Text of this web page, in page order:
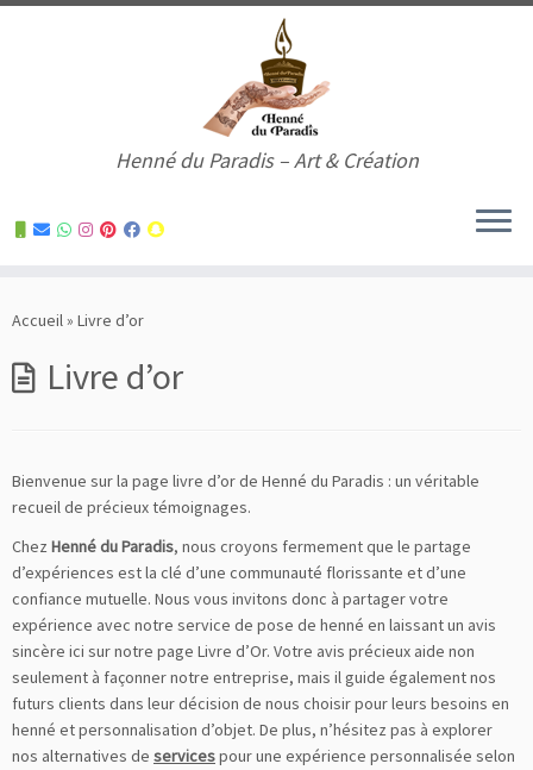
to
Henné du Paradis – Art & Création
Accueil» Livre d’or
Livre d’or
Bienvenue sur la page livre d’or de Henné du Paradis : un véritable
recueil de précieux témoignages.
Chez Henné du Paradis, nous croyons fermement que le partage
d’expériences est la clé d’une communauté florissante et d’une
confiance mutuelle. Nous vous invitons donc à partager votre
expérience avec notre service de pose de henné en laissant un avis
sincère ici sur notre page Livre d’Or. Votre avis précieux aide non
seulement à façonner notre entreprise, mais il guide également nos
futurs clients dans leur décision de nous choisir pour leurs besoins en
henné et personnalisation d’objet. De plus, n’hésitez pas à explorer
nos alternatives de servicespour une expérience personnalisée selon